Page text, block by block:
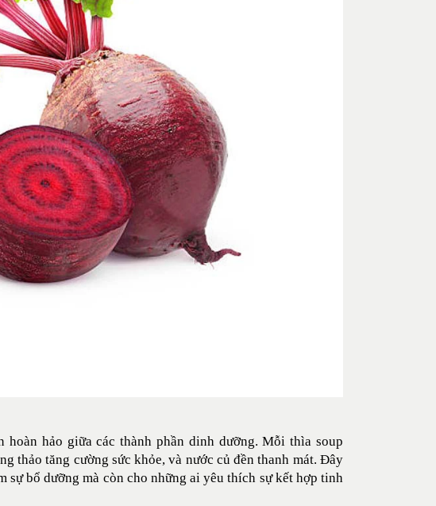
hoàn hảo giữa các thành phần dinh dưỡng. Mỗi thìa soup
thảo tăng cường sức khỏe, và nước củ đền thanh mát. Đây
bổ dưỡng mà còn cho những ai yêu thích sự kết hợp tinh